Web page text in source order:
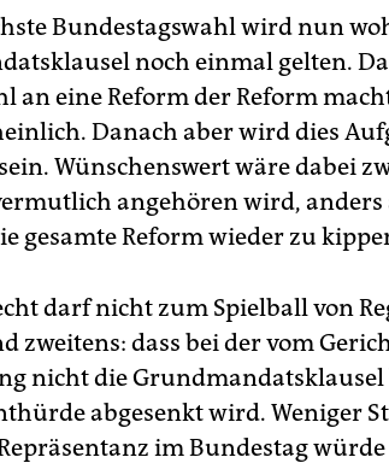
Bundestagswahl wird nun
noch einmal gelten.
an eine Reform der Reform
Danach aber wird dies
Wünschenswert wäre dabei
angehören wird,
gesamte Reform wieder zu
darf nicht zum Spielball von
zweitens: dass bei der vom
nicht die
abgesenkt wird. Weniger
im Bundestag